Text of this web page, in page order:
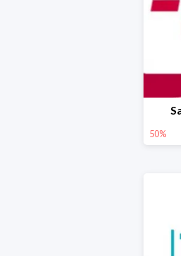
50%